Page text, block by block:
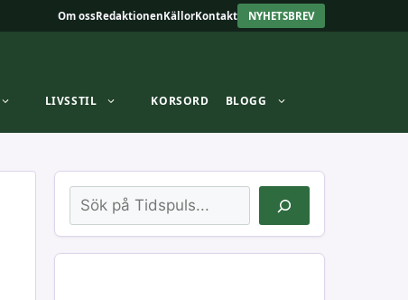
Om ossRedaktionenKällorKontakt NYHETSBREV
LIVSSTIL KORSORD BLOGG
Sök